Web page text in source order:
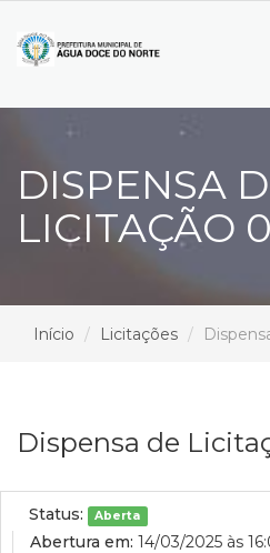
DISPENSA
LICITAÇÃO
Início Licitações
Dispensa de
Status: Aberta
Abertura em: 14/03/2025 às